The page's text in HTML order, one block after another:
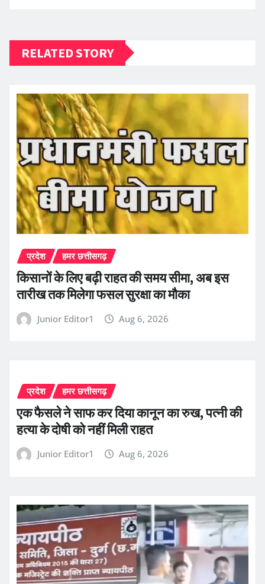
RELATED STORY
प्रदेश हमर छत्तीसगढ़
किसानों के लिए बढ़ी राहत की समय सीमा, अब इस
तारीख तक मिलेगा फसल सुरक्षा का मौका
Junior Editor1 Aug 6, 2026
प्रदेश हमर छत्तीसगढ़
एक फैसले ने साफ कर दिया कानून का रुख, पत्नी की
हत्या के दोषी को नहीं मिली राहत
Junior Editor1 Aug 6, 2026